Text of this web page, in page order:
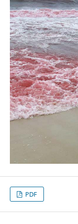
PDF